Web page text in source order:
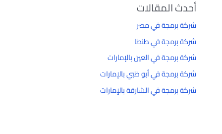
أحدث المقالات
شركة برمجة في مصر
شركة برمجة في طنطا
شركة برمجة في العين بالإمارات
شركة برمجة في أبو ظبي بالإمارات
شركة برمجة في الشارقة بالإمارات